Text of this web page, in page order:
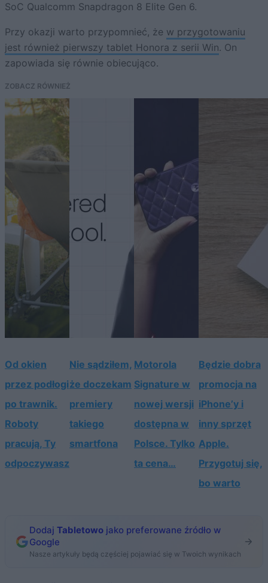
SoC Qualcomm Snapdragon 8 Elite Gen 6.
Przy okazji warto przypomnieć, że w przygotowaniu
jest również pierwszy tablet Honora z serii Win. On
zapowiada się równie obiecująco.
ZOBACZ RÓWNIEŻ
Od okien
przez podłogi
po trawnik.
Roboty
pracują, Ty
odpoczywasz
Nie sądziłem,
że doczekam
premiery
takiego
smartfona
Motorola
Signature w
nowej wersji
dostępna w
Polsce. Tylko
ta cena…
Będzie dobra
promocja na
iPhone’y i
inny sprzęt
Apple.
Przygotuj się,
bo warto
Dodaj Tabletowo jako preferowane źródło w
Google
Nasze artykuły będą częściej pojawiać się w Twoich wynikach